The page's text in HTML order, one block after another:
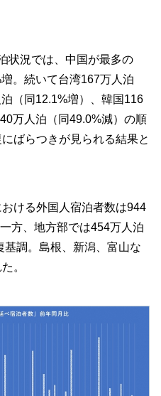
状況では、中国が最多の
。続いて台湾167万人泊
（同12.1%増）、韓国116
万人泊（同49.0%減）の順
ばらつきが見られる結果と
ける外国人宿泊者数は944
方、地方部では454万人泊
調。島根、新潟、富山な
。